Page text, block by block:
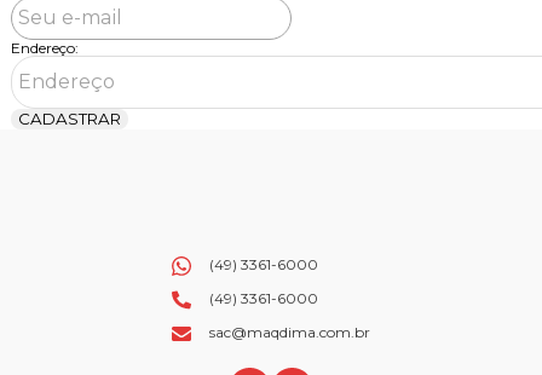
Endereço:
CADASTRAR
(49) 3361-6000
(49) 3361-6000
sac@maqdima.com.br